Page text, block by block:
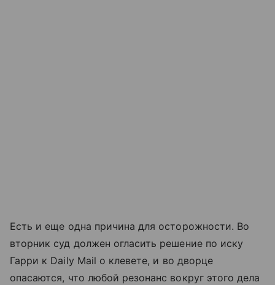
Есть и еще одна причина для осторожности. Во
вторник суд должен огласить решение по иску
Гарри к Daily Mail о клевете, и во дворце
опасаются, что любой резонанс вокруг этого дела